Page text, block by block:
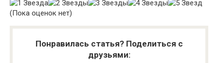
(Пока оценок нет)
Понравилась статья? Поделиться с
друзьями: